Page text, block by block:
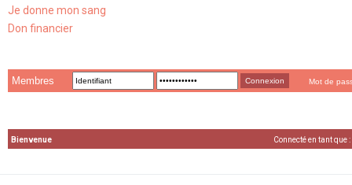
Je donne mon sang
Don financier
Membres Mot de
Bienvenue Connecté en tant que :